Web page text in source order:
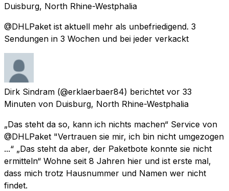
Duisburg, North Rhine-Westphalia
@DHLPaket ist aktuell mehr als unbefriedigend. 3
Sendungen in 3 Wochen und bei jeder verkackt
Dirk Sindram (@erklaerbaer84) berichtet vor 33
Minuten von Duisburg, North Rhine-Westphalia
„Das steht da so, kann ich nichts machen“ Service von
@DHLPaket "Vertrauen sie mir, ich bin nicht umgezogen
...“ „Das steht da aber, der Paketbote konnte sie nicht
ermitteln“ Wohne seit 8 Jahren hier und ist erste mal,
dass mich trotz Hausnummer und Namen wer nicht
findet.